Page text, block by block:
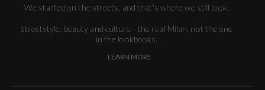
We started on the streets, and that's where we still look.
Streetstyle, beauty and culture - the real Milan, not the one
in the lookbooks.
LEARN MORE